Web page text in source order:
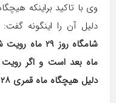
وی با تاکید براینکه
دلیل آن را اینگونه گفت:
شامگاه روز
دلیل هیچگاه ماه قمری ۲۸ یا ۳۱ روز نمی شود.